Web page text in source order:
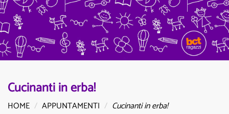
Cucinanti in erba!
HOME APPUNTAMENTI Cucinanti in erba!